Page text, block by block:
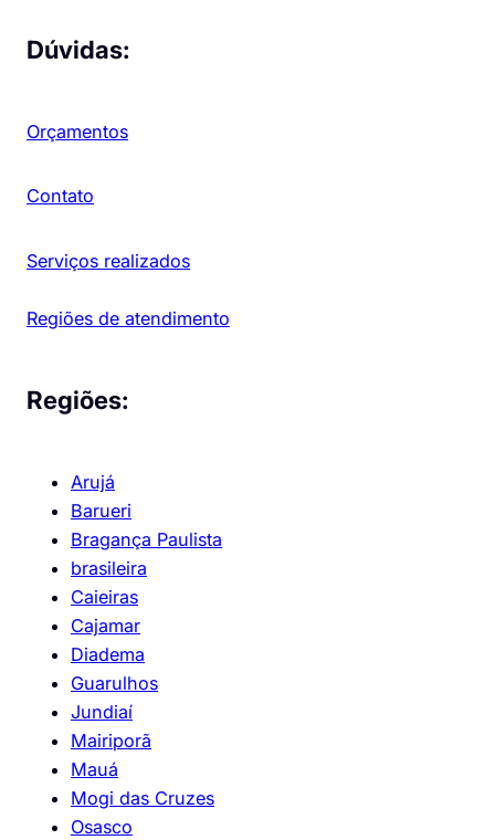
Dúvidas:
Orçamentos
Contato
Serviços realizados
Regiões de atendimento
Regiões:
Arujá
Barueri
Bragança Paulista
brasileira
Caieiras
Cajamar
Diadema
Guarulhos
Jundiaí
Mairiporã
Mauá
Mogi das Cruzes
Osasco